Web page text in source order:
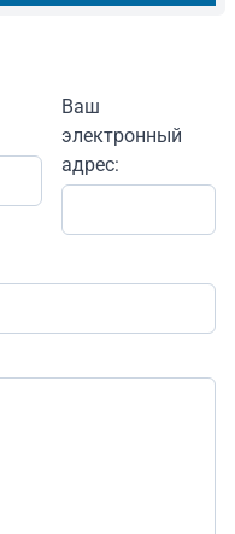
Ваш
электронный
адрес: